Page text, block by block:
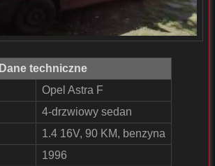
Dane techniczne
Opel Astra F
4-drzwiowy sedan
1.4 16V, 90 KM, benzyna
1996